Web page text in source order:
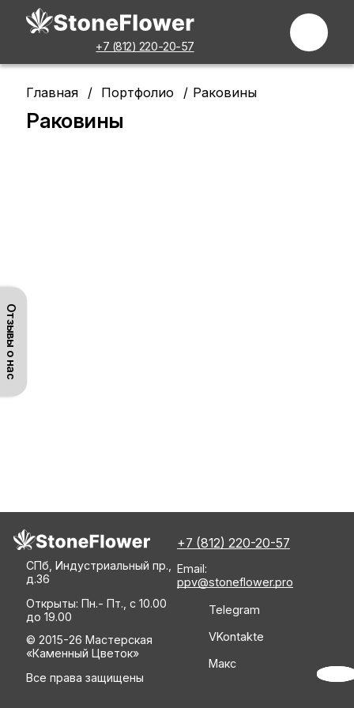
+7 (812) 220-20-57
Главная Портфолио Раковины
Раковины
СПб, Индустриальный пр.,
д.36
Открыты: Пн.- Пт., с 10.00
до 19.00
© 2015-26 Мастерская
«Каменный Цветок»
Все права защищены
+7 (812) 220-20-57
Email:
ppv@stoneflower.pro
Telegram
VKontakte
Макс
Отзывы о нас